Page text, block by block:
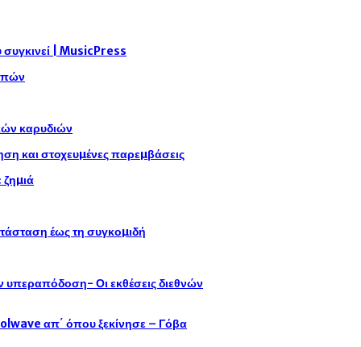
| MusicPress
καρυδιών
και στοχευµένες παρεµβάσεις
έως τη συγκοµιδή
υπεραπόδοση- Οι εκθέσεις διεθνών
απ΄ όπου ξεκίνησε – Γόβα